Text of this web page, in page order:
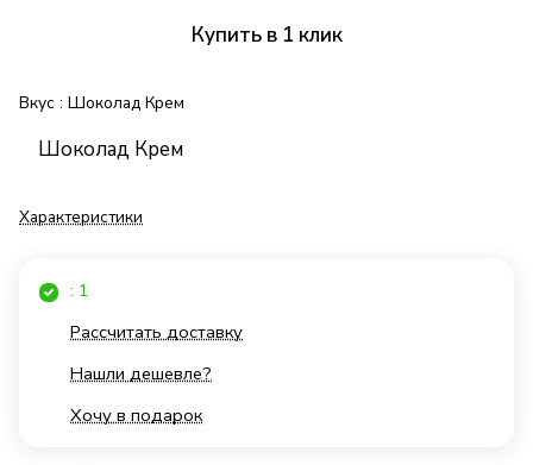
Купить в 1 клик
Вкус : Шоколад Крем
Шоколад Крем
Характеристики
: 1
Рассчитать доставку
Нашли дешевле?
Хочу в подарок